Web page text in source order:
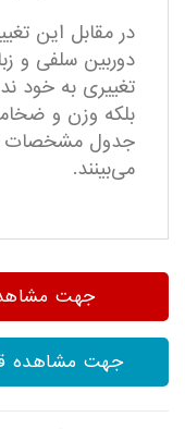
در مقابل این
دوربین سلفی و
تغییری به خود
بلکه وزن و
جدول مشخصات
می‌بینند.
جهت
جهت مشاهده